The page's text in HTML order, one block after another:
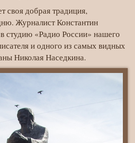
своя добрая традиция,
Журналист Константин
студию «Радио России» нашего
и одного из самых видных
Николая Наседкина.